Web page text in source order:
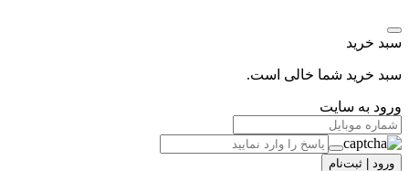
سبد خرید
سبد خرید شما خالی است.
ورود به سایت
ورود | ثبت‌نام